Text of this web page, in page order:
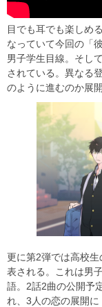
目でも耳でも楽しめ
なっていて今回の「
男子学生目線。そし
されている。異なる
のように進むのか展
更に第2弾では高校
表される。これは男
語。2話2曲の公開予
れ、3人の恋の展開に